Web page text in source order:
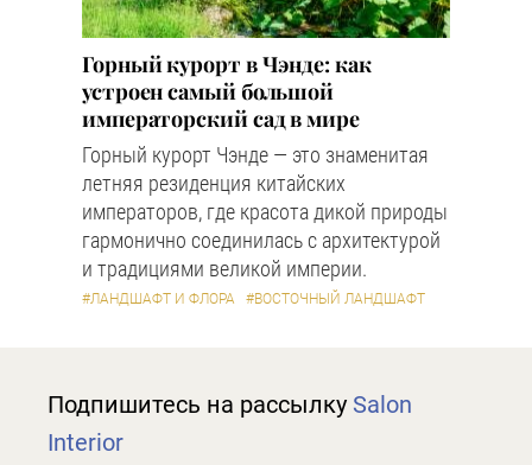
Горный курорт в Чэнде: как
устроен самый большой
императорский сад в мире
Горный курорт Чэнде — это знаменитая
летняя резиденция китайских
императоров, где красота дикой природы
гармонично соединилась с архитектурой
и традициями великой империи.
#ЛАНДШАФТ И ФЛОРА #ВОСТОЧНЫЙ ЛАНДШАФТ
Подпишитесь на рассылку Salon
Interior